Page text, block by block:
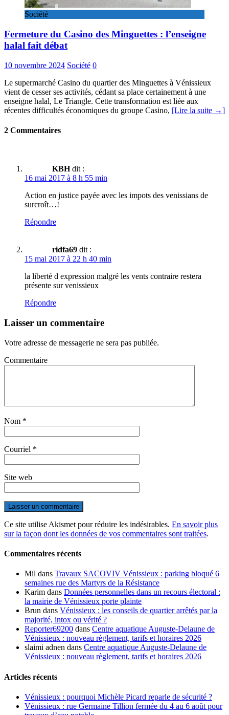
Société
Fermeture du Casino des Minguettes : l’enseigne
halal fait débat
10 novembre 2024 Société 0
Le supermarché Casino du quartier des Minguettes à Vénissieux
vient de cesser ses activités, cédant sa place certainement à une
enseigne halal, Le Triangle. Cette transformation est liée aux
récentes difficultés économiques du groupe Casino, [Lire la suite →]
2 Commentaires
KBH dit :
16 mai 2017 à 8 h 55 min
Action en justice payée avec les impots des venissians de
surcroît…!
Répondre
ridfa69 dit :
15 mai 2017 à 22 h 40 min
la liberté d expression malgré les vents contraire restera
présente sur venissieux
Répondre
Laisser un commentaire
Votre adresse de messagerie ne sera pas publiée.
Commentaire
Nom *
Courriel *
Site web
Ce site utilise Akismet pour réduire les indésirables. En savoir plus
sur la façon dont les données de vos commentaires sont traitées.
Commentaires récents
Mil dans Travaux SACOVIV Vénissieux : parking bloqué 6
semaines rue des Martyrs de la Résistance
Karim dans Données personnelles dans un recours électoral :
la mairie de Vénissieux porte plainte
Brun dans Vénissieux : les conseils de quartier arrêtés par la
majorité, intox ou vérité ?
Reporter69200 dans Centre aquatique Auguste-Delaune de
Vénissieux : nouveau règlement, tarifs et horaires 2026
slaimi adnen dans Centre aquatique Auguste-Delaune de
Vénissieux : nouveau règlement, tarifs et horaires 2026
Articles récents
Vénissieux : pourquoi Michèle Picard reparle de sécurité ?
Vénissieux : rue Germaine Tillion fermée du 4 au 6 août pour